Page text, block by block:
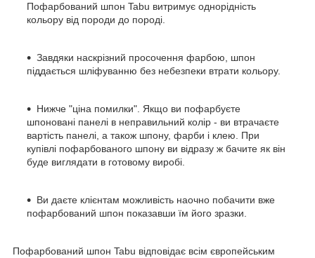
Пофарбований шпон Tabu витримує однорідність
кольору від породи до породі.
Завдяки наскрізний просочення фарбою, шпон
піддається шліфуванню без небезпеки втрати кольору.
Нижче "ціна помилки". Якщо ви пофарбуєте
шпоновані панелі в неправильний колір - ви втрачаєте
вартість панелі, а також шпону, фарби і клею. При
купівлі пофарбованого шпону ви відразу ж бачите як він
буде виглядати в готовому виробі.
Ви даєте клієнтам можливість наочно побачити вже
пофарбований шпон показавши їм його зразки.
Пофарбований шпон Tabu відповідає всім європейським